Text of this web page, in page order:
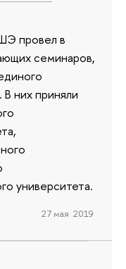
провел в
семинаров,
них приняли
университета.
27 мая 2019